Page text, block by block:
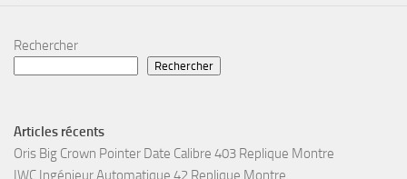
Rechercher
Rechercher
Articles récents
Oris Big Crown Pointer Date Calibre 403 Replique Montre
IWC Ingénieur Automatique 42 Replique Montre